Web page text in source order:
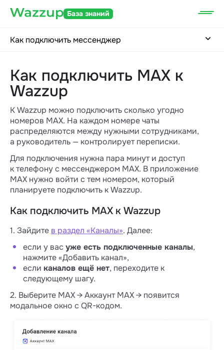
База знаний
Как подключить мессенджер
Как подключить MAX к
Wazzup
К Wazzup можно подключить сколько угодно
номеров MAX. На каждом номере чаты
распределяются между нужными сотрудниками,
а руководитель — контролирует переписки.
Для подключения нужна пара минут и доступ
к телефону с мессенджером MAX. В приложение
MAX нужно войти с тем номером, который
планируете подключить к Wazzup.
Как подключить MAX к Wazzup
1. Зайдите в раздел «Каналы». Далее:
если у вас уже есть подключенные каналы,
нажмите «Добавить канал»,
если каналов ещё нет, переходите к
следующему шагу.
2. Выберите MAX → Аккаунт MAX → появится
модальное окно с QR-кодом.